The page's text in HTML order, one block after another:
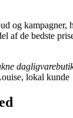
og
af de bedste
lokal kunde